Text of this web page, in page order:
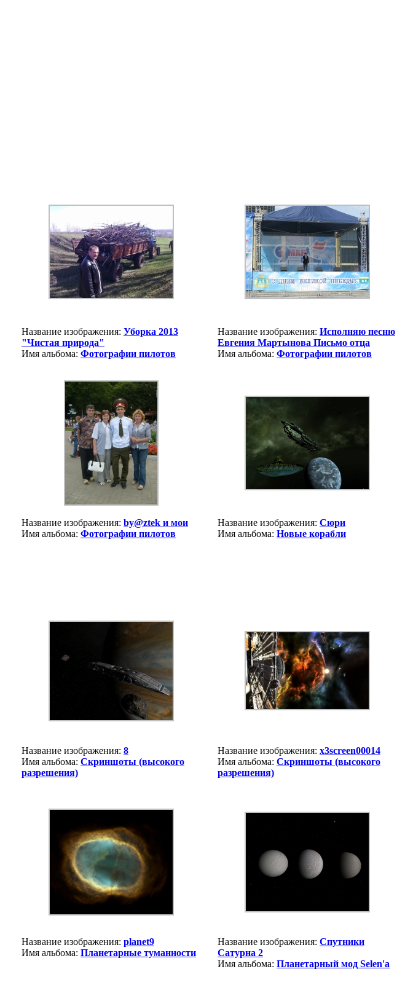
Название изображения: Уборка 2013
"Чистая природа"
Имя альбома: Фотографии пилотов
Название изображения: Исполняю песню
Евгения Мартынова Письмо отца
Имя альбома: Фотографии пилотов
Название изображения: by@ztek и мои
Имя альбома: Фотографии пилотов
Название изображения: Сюри
Имя альбома: Новые корабли
Название изображения: 8
Имя альбома: Скриншоты (высокого
разрешения)
Название изображения: x3screen00014
Имя альбома: Скриншоты (высокого
разрешения)
Название изображения: planet9
Имя альбома: Планетарные туманности
Название изображения: Спутники
Сатурна 2
Имя альбома: Планетарный мод Selen'a